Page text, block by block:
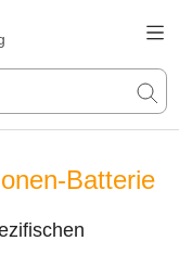
Batterie